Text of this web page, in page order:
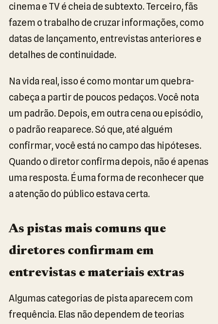
cinema e TV é cheia de subtexto. Terceiro, fãs
fazem o trabalho de cruzar informações, como
datas de lançamento, entrevistas anteriores e
detalhes de continuidade.
Na vida real, isso é como montar um quebra-
cabeça a partir de poucos pedaços. Você nota
um padrão. Depois, em outra cena ou episódio,
o padrão reaparece. Só que, até alguém
confirmar, você está no campo das hipóteses.
Quando o diretor confirma depois, não é apenas
uma resposta. É uma forma de reconhecer que
a atenção do público estava certa.
As pistas mais comuns que
diretores confirmam em
entrevistas e materiais extras
Algumas categorias de pista aparecem com
frequência. Elas não dependem de teorias